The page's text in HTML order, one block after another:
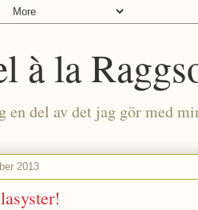
à la
en del av det jag gör med
2013